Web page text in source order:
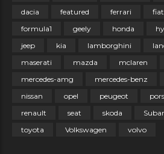
dacia
featured ferrari fiat
formula1
geely honda
jeep
kia lamborghini
maserati
mazda mclaren
mercedes-amg
mercedes-benz
nissan
opel peugeot
renault
seat skoda
toyota
Volkswagen volvo